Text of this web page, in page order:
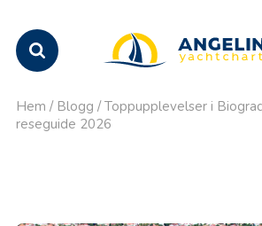
Hem / Blogg / Toppupplevelser i
reseguide 2026